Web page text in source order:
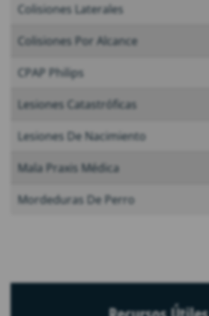
Colisiones Laterales
Colisiones Por Alcance
CPAP Philips
Lesiones Catastróficas
Lesiones De Nacimiento
Mala Praxis Médica
Mordeduras De Perro